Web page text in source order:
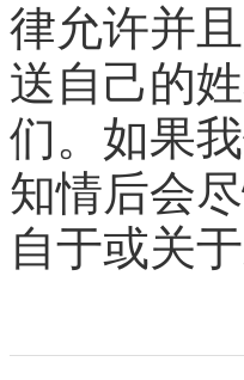
律允许并
送自己的
们。如果
知情后会
自于或关